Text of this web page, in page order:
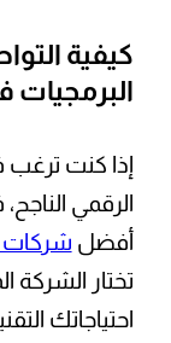
كيفية
البرمجيات
إذا كنت ترغب
الرقمي
أفضل شركات
تختار الشركة
احتياجاتك